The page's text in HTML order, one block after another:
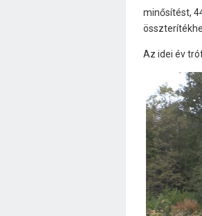
minősítést,
Az idei év